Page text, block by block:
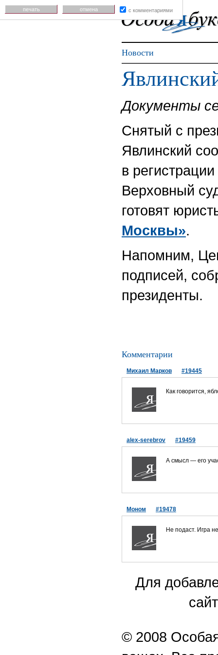
Новости
Документы
Снятый с
Явлинский
в
Верховный
готовят
Москвы».
Напомним,
подписей,
президенты.
Комментарии
Михаил Марков #19445
Как говорится,
alex-serebrov #19459
А смысл — его
Моном #19478
Не подаст. Игра
Для
© 2008
печать отмена с комментариями